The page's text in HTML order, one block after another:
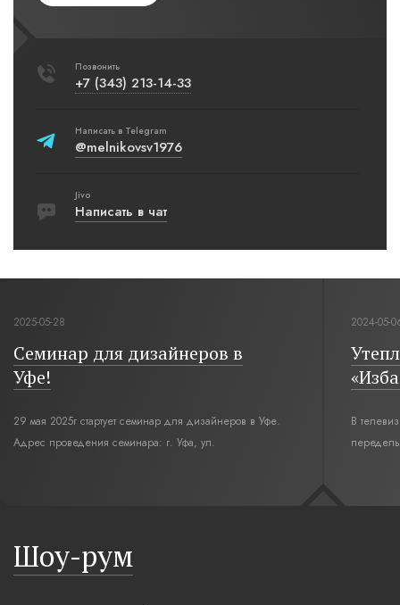
Позвонить
+7 (343) 213-14-33
Написать в Telegram
@melnikovsv1976
Jivo
Написать в чат
2025-05-28
Семинар для дизайнеров в
Уфе!
29 мая 2025г стартует семинар для дизайнеров в Уфе.
Адрес проведения семинара: г. Уфа, ул.
2024-05-
В
Шоу-рум